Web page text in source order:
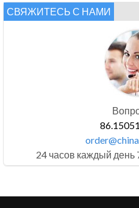
СВЯЖИТЕСЬ С НАМИ
24 часов каждый